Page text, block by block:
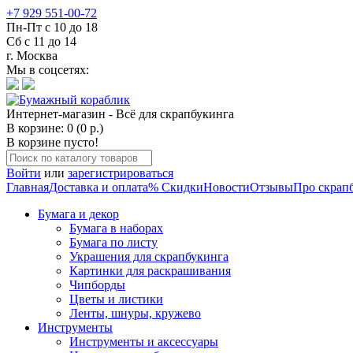
+7 929 551-00-72
Пн-Пт с 10 до 18
Сб с 11 до 14
г. Москва
Мы в соцсетях:
Интернет-магазин - Всё для скрапбукинга
В корзине: 0 (0 р.)
В корзине пусто!
Войти или зарегистрироваться
ГлавнаяДоставка и оплата% СкидкиНовостиОтзывыПро
Бумага и декор
Бумага в наборах
Бумага по листу
Украшения для скрапбукинга
Картинки для раскрашивания
Чипборды
Цветы и листики
Ленты, шнуры, кружево
Инструменты
Инструменты и аксессуары